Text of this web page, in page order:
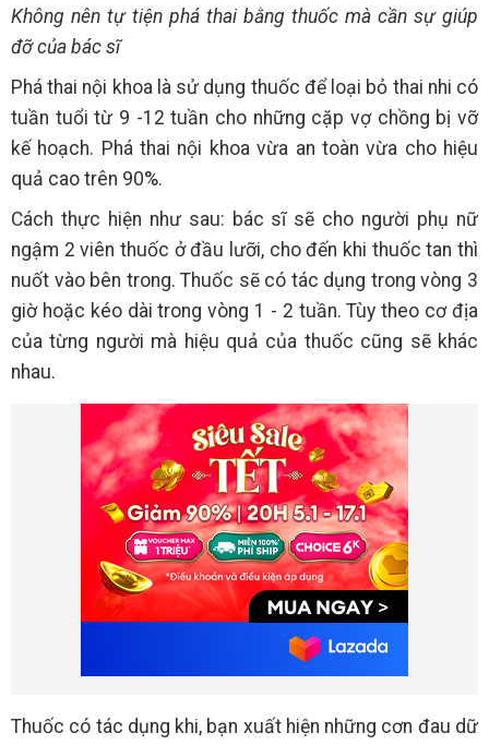
Không nên tự tiện phá thai bằng thuốc mà cần sự giúp
đỡ của bác sĩ
Phá thai nội khoa là sử dụng thuốc để loại bỏ thai nhi có
tuần tuổi từ 9 -12 tuần cho những cặp vợ chồng bị vỡ
kế hoạch. Phá thai nội khoa vừa an toàn vừa cho hiệu
quả cao trên 90%.
Cách thực hiện như sau: bác sĩ sẽ cho người phụ nữ
ngậm 2 viên thuốc ở đầu lưỡi, cho đến khi thuốc tan thì
nuốt vào bên trong. Thuốc sẽ có tác dụng trong vòng 3
giờ hoặc kéo dài trong vòng 1 - 2 tuần. Tùy theo cơ địa
của từng người mà hiệu quả của thuốc cũng sẽ khác
nhau.
Thuốc có tác dụng khi, bạn xuất hiện những cơn đau dữ